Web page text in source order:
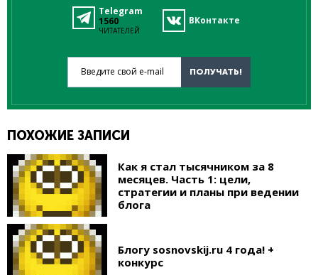
Telegram
1560
ЧИТАТЕЛЕЙ
ВКонтакте
Введите свой e-mail
ПОЛУЧАТЬ!
ПОХОЖИЕ ЗАПИСИ
Как я стал тысячником за 8
месяцев. Часть 1: цели,
стратегии и планы при ведении
блога
Блогу sosnovskij.ru 4 года! +
конкурс